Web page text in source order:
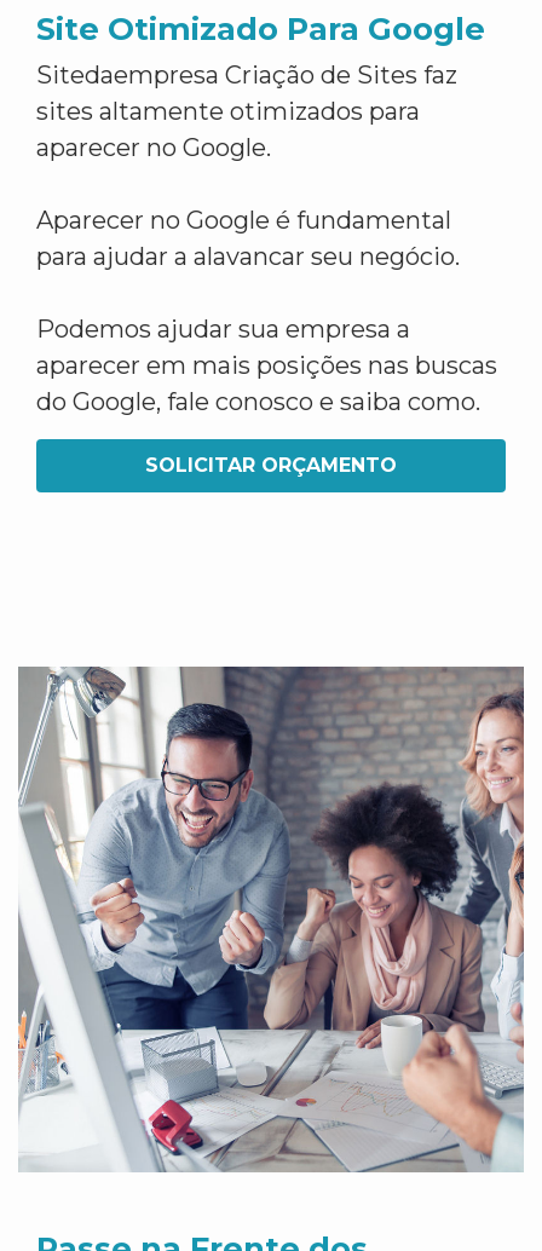
Site Otimizado Para Google
Sitedaempresa Criação de Sites faz
sites altamente otimizados para
aparecer no Google.
Aparecer no Google é fundamental
para ajudar a alavancar seu negócio.
Podemos ajudar sua empresa a
aparecer em mais posições nas buscas
do Google, fale conosco e saiba como.
SOLICITAR ORÇAMENTO